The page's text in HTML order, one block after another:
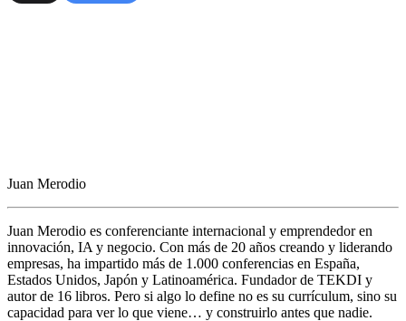
Juan Merodio
Juan Merodio es conferenciante internacional y emprendedor en
innovación, IA y negocio. Con más de 20 años creando y liderando
empresas, ha impartido más de 1.000 conferencias en España,
Estados Unidos, Japón y Latinoamérica. Fundador de TEKDI y
autor de 16 libros. Pero si algo lo define no es su currículum, sino su
capacidad para ver lo que viene… y construirlo antes que nadie.